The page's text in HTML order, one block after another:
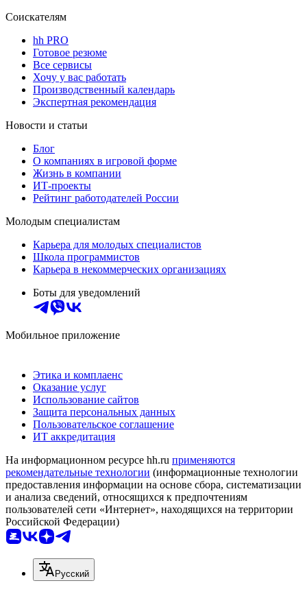
Соискателям
hh PRO
Готовое резюме
Все сервисы
Хочу у вас работать
Производственный календарь
Экспертная рекомендация
Новости и статьи
Блог
О компаниях в игровой форме
Жизнь в компании
ИТ-проекты
Рейтинг работодателей России
Молодым специалистам
Карьера для молодых специалистов
Школа программистов
Карьера в некоммерческих организациях
Боты для уведомлений
Мобильное приложение
Этика и комплаенс
Оказание услуг
Использование сайтов
Защита персональных данных
Пользовательское соглашение
ИТ аккредитация
На информационном ресурсе hh.ru применяются
рекомендательные технологии (информационные технологии
предоставления информации на основе сбора, систематизации
и анализа сведений, относящихся к предпочтениям
пользователей сети «Интернет», находящихся на территории
Российской Федерации)
Русский